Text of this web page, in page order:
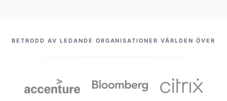
VÅRA PARTNERS
BETRODD AV LEDANDE ORGANISATIONER VÄRLDEN ÖVER